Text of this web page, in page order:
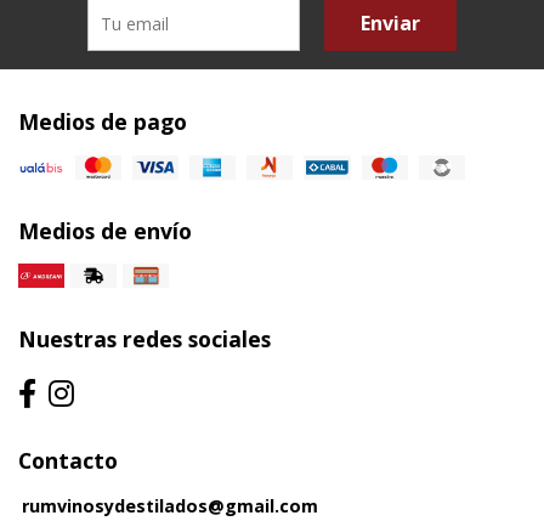
Enviar
Medios de pago
Medios de envío
Nuestras redes sociales
Contacto
rumvinosydestilados@gmail.com